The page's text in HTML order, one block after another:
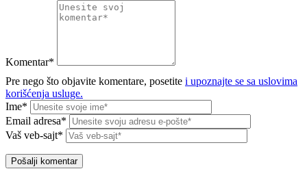
Komentar*
Pre nego što objavite komentare, posetite i upoznajte se sa uslovima
korišćenja usluge.
Ime*
Email adresa*
Vaš veb-sajt*